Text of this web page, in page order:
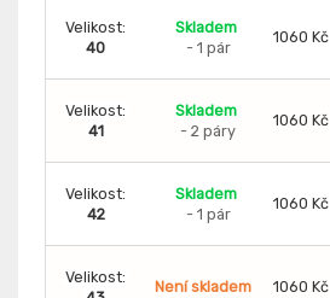
Velikost:
40
Skladem
- 1 pár
1060 Kč
Velikost:
41
Skladem
- 2 páry
1060 Kč
Velikost:
42
Skladem
- 1 pár
1060 Kč
Velikost:
Není skladem 1060 Kč